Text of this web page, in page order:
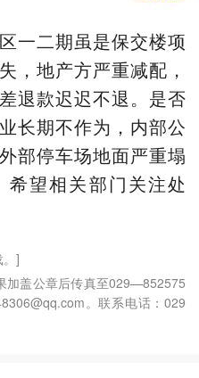
一二期虽是保交楼项
，地产方严重减配，
退款迟迟不退。是否
长期不作为，内部公
部停车场地面严重塌
望相关部门关注处
]
加盖公章后传真至029—852575
。联系电话：029